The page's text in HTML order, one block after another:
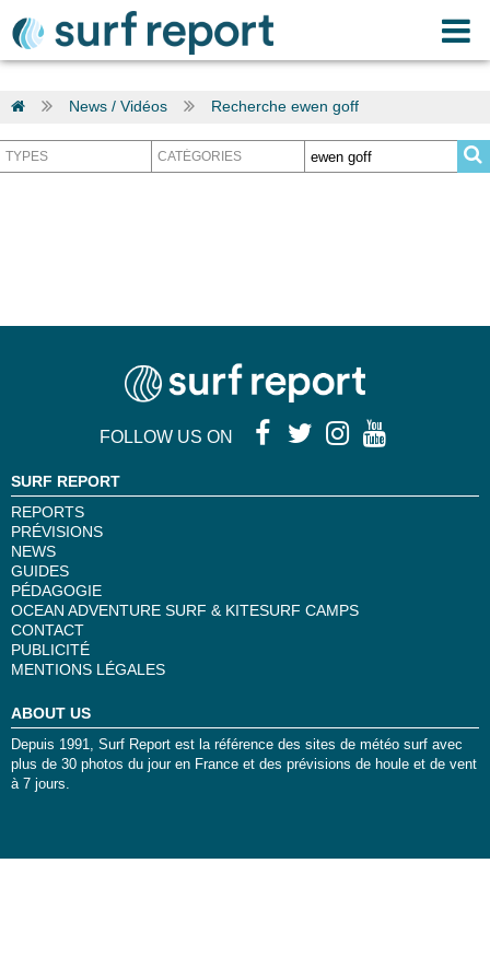
News / Vidéos Recherche ewen goff
FOLLOW US ON
SURF REPORT
REPORTS
PRÉVISIONS
NEWS
GUIDES
PÉDAGOGIE
OCEAN ADVENTURE SURF & KITESURF CAMPS
CONTACT
PUBLICITÉ
MENTIONS LÉGALES
ABOUT US
Depuis 1991, Surf Report est la référence des sites de météo surf avec
plus de 30 photos du jour en France et des prévisions de houle et de vent
à 7 jours.